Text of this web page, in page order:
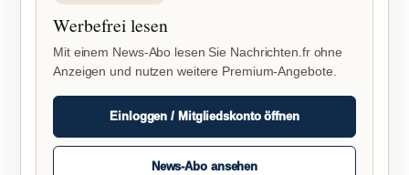
Werbefrei lesen
Mit einem News-Abo lesen Sie Nachrichten.fr ohne
Anzeigen und nutzen weitere Premium-Angebote.
Einloggen / Mitgliedskonto öffnen
News-Abo ansehen